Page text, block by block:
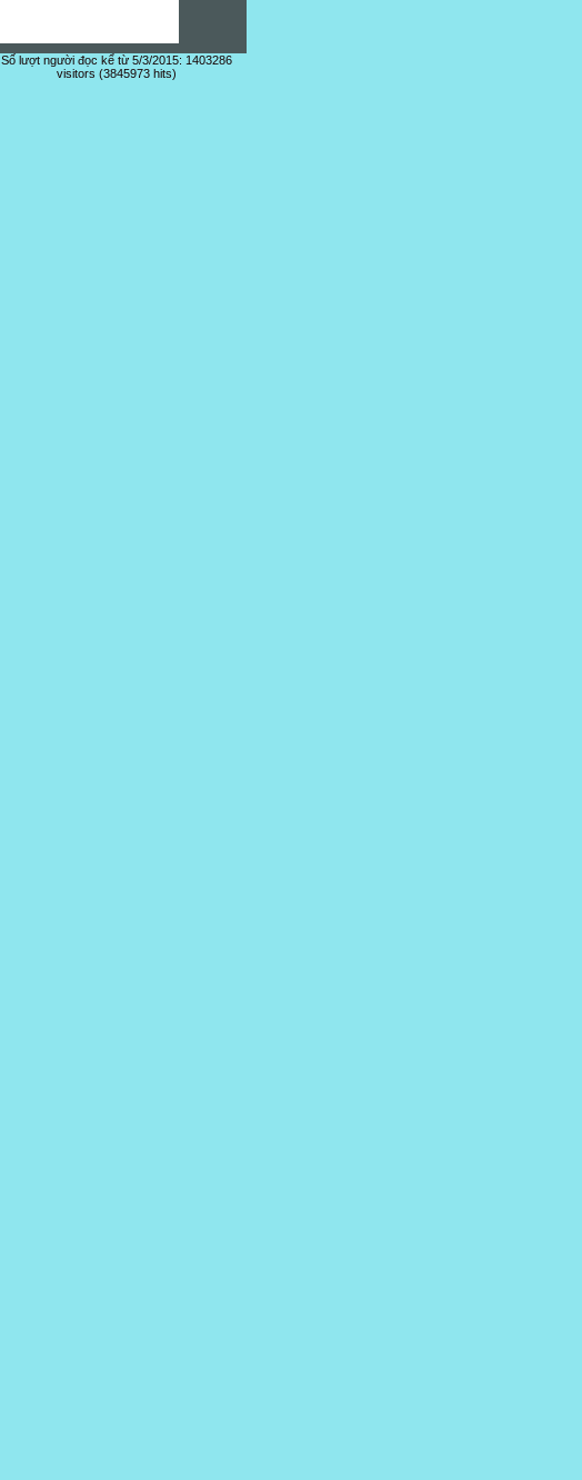
Số lượt người đọc kể từ 5/3/2015: 1403286
visitors (3845973 hits)